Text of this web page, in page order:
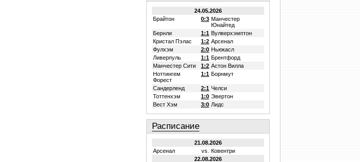
24.05.2026
Брайтон
0:3 Манчестер
Юнайтед
Бернли
1:1 Вулверхэмптон
Кристал Пэлас
1:2 Арсенал
Фулхэм
2:0 Ньюкасл
Ливерпуль
1:1 Брентфорд
Манчестер Сити
1:2 Астон Вилла
Ноттингем
Форест
1:1 Борнмут
Сандерленд 2:1 Челси
Тоттенхэм
1:0 Эвертон
Вест Хэм
3:0 Лидс
Расписание
21.08.2026
Арсенал
vs.
Ковентри
22.08.2026